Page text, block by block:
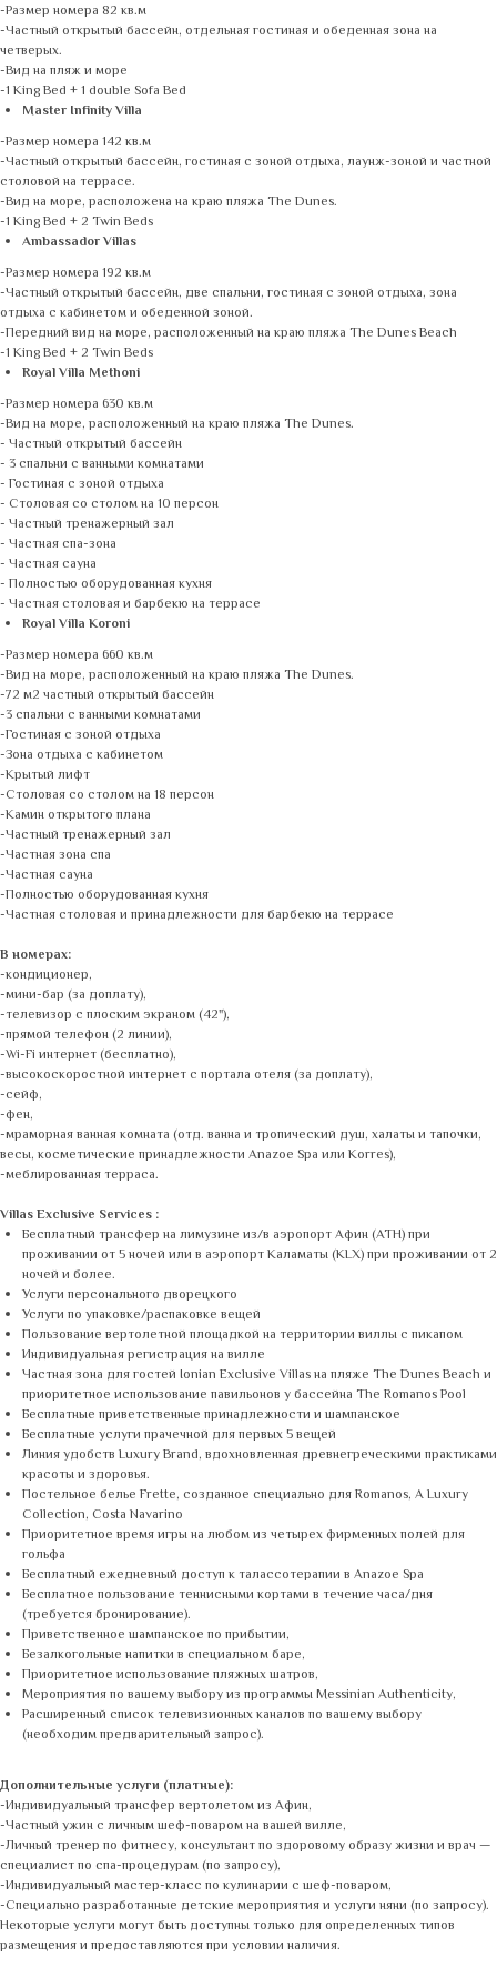
-Размер номера 82 кв.м
-Частный открытый бассейн, отдельная гостиная и обеденная зона на
четверых.
-Вид на пляж и море
-1 King Bed + 1 double Sofa Bed
Master Infinity Villa
-Размер номера 142 кв.м
-Частный открытый бассейн, гостиная с зоной отдыха, лаунж-зоной и частной
столовой на террасе.
-Вид на море, расположена на краю пляжа The Dunes.
-1 King Bed + 2 Twin Beds
Ambassador Villas
-Размер номера 192 кв.м
-Частный открытый бассейн, две спальни, гостиная с зоной отдыха, зона
отдыха с кабинетом и обеденной зоной.
-Передний вид на море, расположенный на краю пляжа The Dunes Beach
-1 King Bed + 2 Twin Beds
Royal Villa Methoni
-Размер номера 630 кв.м
-Вид на море, расположенный на краю пляжа The Dunes.
- Частный открытый бассейн
- 3 спальни с ванными комнатами
- Гостиная с зоной отдыха
- Столовая со столом на 10 персон
- Частный тренажерный зал
- Частная спа-зона
- Частная сауна
- Полностью оборудованная кухня
- Частная столовая и барбекю на террасе
Royal Villa Koroni
-Размер номера 660 кв.м
-Вид на море, расположенный на краю пляжа The Dunes.
-72 м2 частный открытый бассейн
-3 спальни с ванными комнатами
-Гостиная с зоной отдыха
-Зона отдыха с кабинетом
-Крытый лифт
-Столовая со столом на 18 персон
-Камин открытого плана
-Частный тренажерный зал
-Частная зона спа
-Частная сауна
-Полностью оборудованная кухня
-Частная столовая и принадлежности для барбекю на террасе
В номерах:
-кондиционер,
-мини-бар (за доплату),
-телевизор с плоским экраном (42"),
-прямой телефон (2 линии),
-Wi-Fi интернет (бесплатно),
-высокоскоростной интернет с портала отеля (за доплату),
-сейф,
-фен,
-мраморная ванная комната (отд. ванна и тропический душ, халаты и тапочки,
весы, косметические принадлежности Anazoe Spa или Korres),
-меблированная терраса.
Villas Exclusive Services :
Бесплатный трансфер на лимузине из/в аэропорт Афин (ATH) при
проживании от 5 ночей или в аэропорт Каламаты (KLX) при проживании от 2
ночей и более.
Услуги персонального дворецкого
Услуги по упаковке/распаковке вещей
Пользование вертолетной площадкой на территории виллы с пикапом
Индивидуальная регистрация на вилле
Частная зона для гостей Ionian Exclusive Villas на пляже The Dunes Beach и
приоритетное использование павильонов у бассейна The Romanos Pool
Бесплатные приветственные принадлежности и шампанское
Бесплатные услуги прачечной для первых 5 вещей
Линия удобств Luxury Brand, вдохновленная древнегреческими практиками
красоты и здоровья.
Постельное белье Frette, созданное специально для Romanos, A Luxury
Collection, Costa Navarino
Приоритетное время игры на любом из четырех фирменных полей для
гольфа
Бесплатный ежедневный доступ к талассотерапии в Anazoe Spa
Бесплатное пользование теннисными кортами в течение часа/дня
(требуется бронирование).
Приветственное шампанское по прибытии,
Безалкогольные напитки в специальном баре,
Приоритетное использование пляжных шатров,
Мероприятия по вашему выбору из программы Messinian Authenticity,
Расширенный список телевизионных каналов по вашему выбору
(необходим предварительный запрос).
Дополнительные услуги (платные):
-Индивидуальный трансфер вертолетом из Афин,
-Частный ужин с личным шеф-поваром на вашей вилле,
-Личный тренер по фитнесу, консультант по здоровому образу жизни и врач —
специалист по спа-процедурам (по запросу),
-Индивидуальный мастер-класс по кулинарии с шеф-поваром,
-Специально разработанные детские мероприятия и услуги няни (по запросу).
Некоторые услуги могут быть доступны только для определенных типов
размещения и предоставляются при условии наличия.